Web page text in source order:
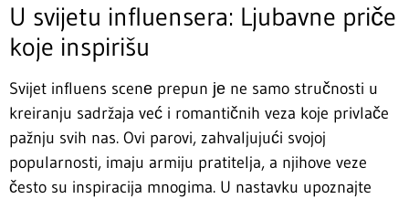
U svijetu influensera: Ljubavne priče
koje inspirišu
Svijet influens scenе prepun је ne samo stručnosti u
kreiranju sadržaja već i romantičnih veza koje privlače
pažnju svih nas. Ovi parovi, zahvaljujući svojoj
popularnosti, imaju armiju pratitelja, a njihove veze
često su inspiracija mnogima. U nastavku upoznajte